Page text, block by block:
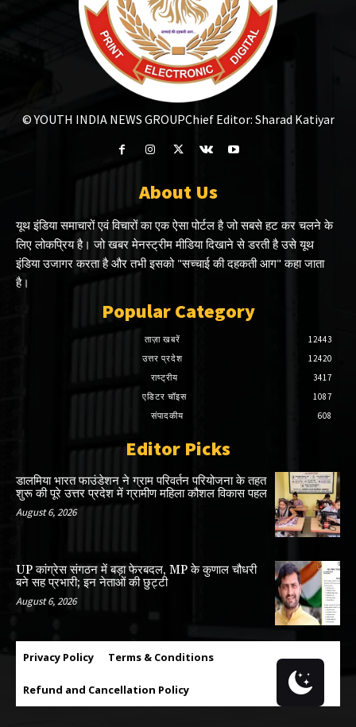
© YOUTH INDIA NEWS GROUPChief Editor: Sharad Katiyar
About Us
यूथ इंडिया समाचारों एवं विचारों का एक ऐसा पोर्टल है जो सबसे हट कर चलने के
लिए लोकप्रिय है। जो खबर मेनस्ट्रीम मीडिया दिखाने से डरती है उसे यूथ
इंडिया उजागर करता है और तभी इसको "सच्चाई की दहकती आग" कहा जाता
है।
Popular Category
ताज़ा खबरें
12443
उत्तर प्रदेश
12420
राष्ट्रीय
3417
एडिटर चॉइस
1087
संपादकीय
608
Editor Picks
डालमिया भारत फाउंडेशन ने ग्राम परिवर्तन परियोजना के तहत
शुरू की पूरे उत्तर प्रदेश में ग्रामीण महिला कौशल विकास पहल
August 6, 2026
UP कांग्रेस संगठन में बड़ा फेरबदल, MP के कुणाल चौधरी
बने सह प्रभारी; इन नेताओं की छुट्टी
August 6, 2026
Privacy Policy Terms & Conditions
Refund and Cancellation Policy